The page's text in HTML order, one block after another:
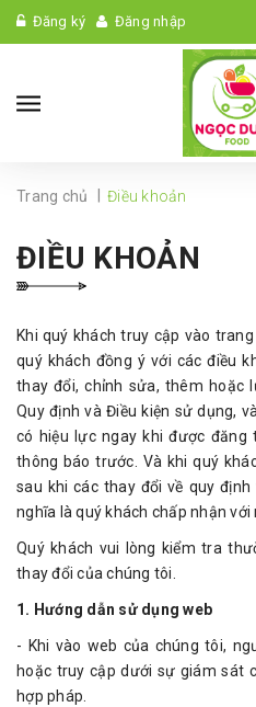
Đăng ký Đăng nhập
Trang chủ Điều khoản
ĐIỀU KHOẢN
Khi quý khách truy cập vào
quý khách đồng ý với các điều
thay đổi, chỉnh sửa, thêm hoặc
Quy định và Điều kiện sử dụng,
có hiệu lực ngay khi được
thông báo trước. Và khi quý
sau khi các thay đổi về quy
nghĩa là quý khách chấp nhận
Quý khách vui lòng kiểm tra
thay đổi của chúng tôi.
1. Hướng dẫn sử dụng web
- Khi vào web của chúng tôi,
hoặc truy cập dưới sự giám sát
hợp pháp.